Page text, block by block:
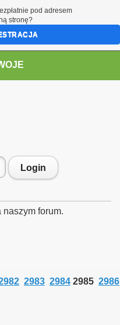
Login
forum.
2983 2984 2985 2986
pod adresem
stronę?